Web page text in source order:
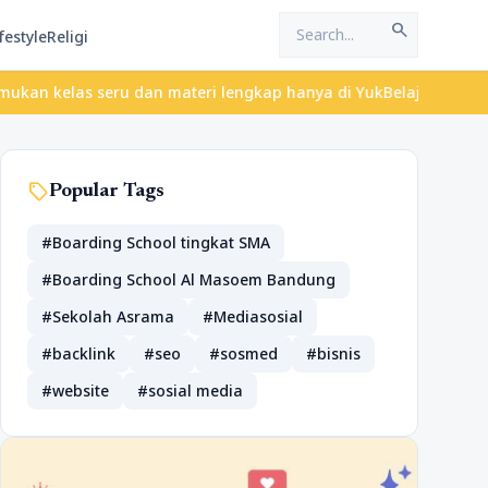
Religi search
seru dan materi lengkap hanya di YukBelajar.com.
sellPopular Tags
#Boarding School tingkat SMA
#Boarding School Al Masoem Bandung
#Sekolah Asrama
#Mediasosial
#backlink
#seo #sosmed
#bisnis
#website
#sosial media